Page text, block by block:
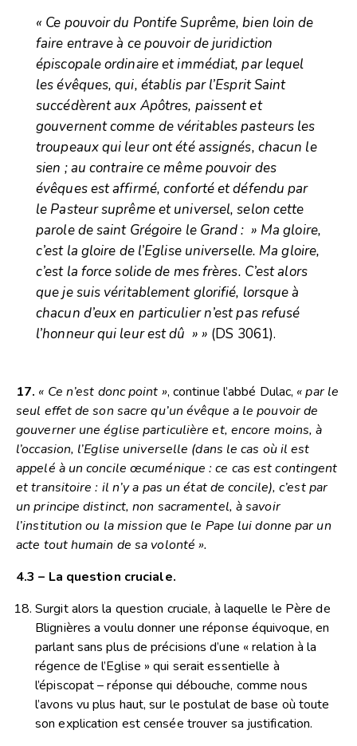
« Ce pouvoir du Pontife Suprême, bien loin de
faire entrave à ce pouvoir de juridiction
épiscopale ordinaire et immédiat, par lequel
les évêques, qui, établis par l’Esprit Saint
succédèrent aux Apôtres, paissent et
gouvernent comme de véritables pasteurs les
troupeaux qui leur ont été assignés, chacun le
sien ; au contraire ce même pouvoir des
évêques est affirmé, conforté et défendu par
le Pasteur suprême et universel, selon cette
parole de saint Grégoire le Grand : » Ma gloire,
c’est la gloire de l’Eglise universelle. Ma gloire,
c’est la force solide de mes frères. C’est alors
que je suis véritablement glorifié, lorsque à
chacun d’eux en particulier n’est pas refusé
l’honneur qui leur est dû » » (DS 3061).
17. « Ce n’est donc point », continue l’abbé Dulac, « par le
seul effet de son sacre qu’un évêque a le pouvoir de
gouverner une église particulière et, encore moins, à
l’occasion, l’Eglise universelle (dans le cas où il est
appelé à un concile œcuménique : ce cas est contingent
et transitoire : il n’y a pas un état de concile), c’est par
un principe distinct, non sacramentel, à savoir
l’institution ou la mission que le Pape lui donne par un
acte tout humain de sa volonté ».
4.3 – La question cruciale.
Surgit alors la question cruciale, à laquelle le Père de
Blignières a voulu donner une réponse équivoque, en
parlant sans plus de précisions d’une « relation à la
régence de l’Eglise » qui serait essentielle à
l’épiscopat – réponse qui débouche, comme nous
l’avons vu plus haut, sur le postulat de base où toute
son explication est censée trouver sa justification.